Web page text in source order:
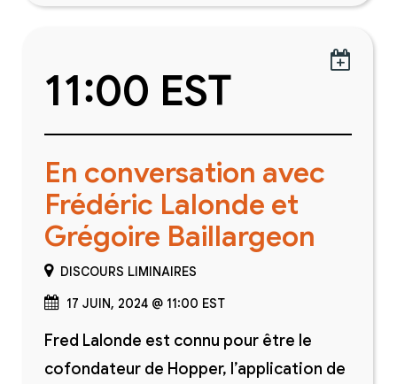

11:00 EST
En conversation avec
Frédéric Lalonde et
Grégoire Baillargeon
DISCOURS LIMINAIRES
17 JUIN, 2024 @ 11:00 EST
Fred Lalonde est connu pour être le
cofondateur de Hopper, l’application de